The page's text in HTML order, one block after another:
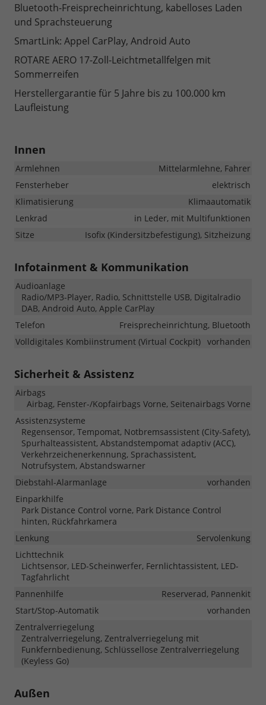
Bluetooth-Freisprecheinrichtung, kabelloses Laden
und Sprachsteuerung
SmartLink: Appel CarPlay, Android Auto
ROTARE AERO 17-Zoll-Leichtmetallfelgen mit
Sommerreifen
Herstellergarantie für 5 Jahre bis zu 100.000 km
Laufleistung
Innen
Armlehnen
Mittelarmlehne, Fahrer
Fensterheber
elektrisch
Klimatisierung
Klimaautomatik
Lenkrad
in Leder, mit Multifunktionen
Sitze
Isofix (Kindersitzbefestigung), Sitzheizung
Infotainment & Kommunikation
Audioanlage
Radio/MP3-Player, Radio, Schnittstelle USB, Digitalradio
DAB, Android Auto, Apple CarPlay
Telefon
Freisprecheinrichtung, Bluetooth
Volldigitales Kombiinstrument (Virtual Cockpit) vorhanden
Sicherheit & Assistenz
Airbags
Airbag, Fenster-/Kopfairbags Vorne, Seitenairbags Vorne
Assistenzsysteme
Regensensor, Tempomat, Notbremsassistent (City-Safety),
Spurhalteassistent, Abstandstempomat adaptiv (ACC),
Verkehrzeichenerkennung, Sprachassistent,
Notrufsystem, Abstandswarner
Diebstahl-Alarmanlage
vorhanden
Einparkhilfe
Park Distance Control vorne, Park Distance Control
hinten, Rückfahrkamera
Lenkung
Servolenkung
Lichttechnik
Lichtsensor, LED-Scheinwerfer, Fernlichtassistent, LED-
Tagfahrlicht
Pannenhilfe
Reserverad, Pannenkit
Start/Stop-Automatik
vorhanden
Zentralverriegelung
Zentralverriegelung, Zentralverriegelung mit
Funkfernbedienung, Schlüssellose Zentralverriegelung
(Keyless Go)
Außen